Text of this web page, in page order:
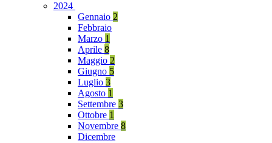
2024
Gennaio 2
Febbraio
Marzo 1
Aprile 8
Maggio 2
Giugno 5
Luglio 3
Agosto 1
Settembre 3
Ottobre 1
Novembre 8
Dicembre